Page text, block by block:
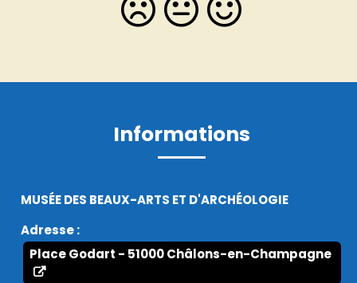
Informations
MUSÉE DES BEAUX-ARTS ET D'ARCHÉOLOGIE
Adresse :
Place Godart - 51000 Châlons-en-Champagne